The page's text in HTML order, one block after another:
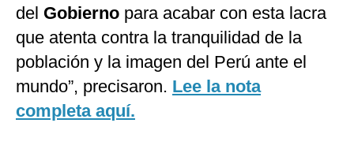
del Gobierno para acabar con esta lacra
que atenta contra la tranquilidad de la
población y la imagen del Perú ante el
mundo”, precisaron. Lee la nota
completa aquí.